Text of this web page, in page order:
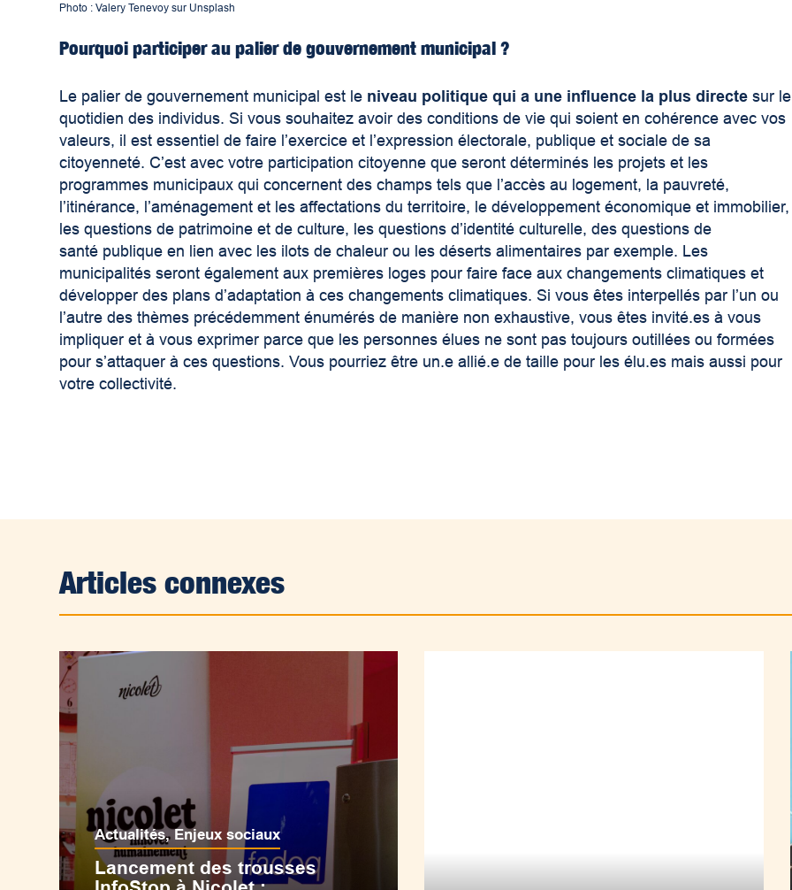
Photo : Valery Tenevoy sur Unsplash
Pourquoi participer au palier de gouvernement municipal ?
Le palier de gouvernement municipal est le niveau politique qui a une influence la plus directe sur le
quotidien des individus. Si vous souhaitez avoir des conditions de vie qui soient en cohérence avec vos
valeurs, il est essentiel de faire l’exercice et l’expression électorale, publique et sociale de sa
citoyenneté. C’est avec votre participation citoyenne que seront déterminés les projets et les
programmes municipaux qui concernent des champs tels que l’accès au logement, la pauvreté,
l’itinérance, l’aménagement et les affectations du territoire, le développement économique et immobilier,
les questions de patrimoine et de culture, les questions d’identité culturelle, des questions de
santé publique en lien avec les ilots de chaleur ou les déserts alimentaires par exemple. Les
municipalités seront également aux premières loges pour faire face aux changements climatiques et
développer des plans d’adaptation à ces changements climatiques. Si vous êtes interpellés par l’un ou
l’autre des thèmes précédemment énumérés de manière non exhaustive, vous êtes invité.es à vous
impliquer et à vous exprimer parce que les personnes élues ne sont pas toujours outillées ou formées
pour s’attaquer à ces questions. Vous pourriez être un.e allié.e de taille pour les élu.es mais aussi pour
votre collectivité.
Articles connexes
Actualités,Enjeux sociaux
Lancement des trousses